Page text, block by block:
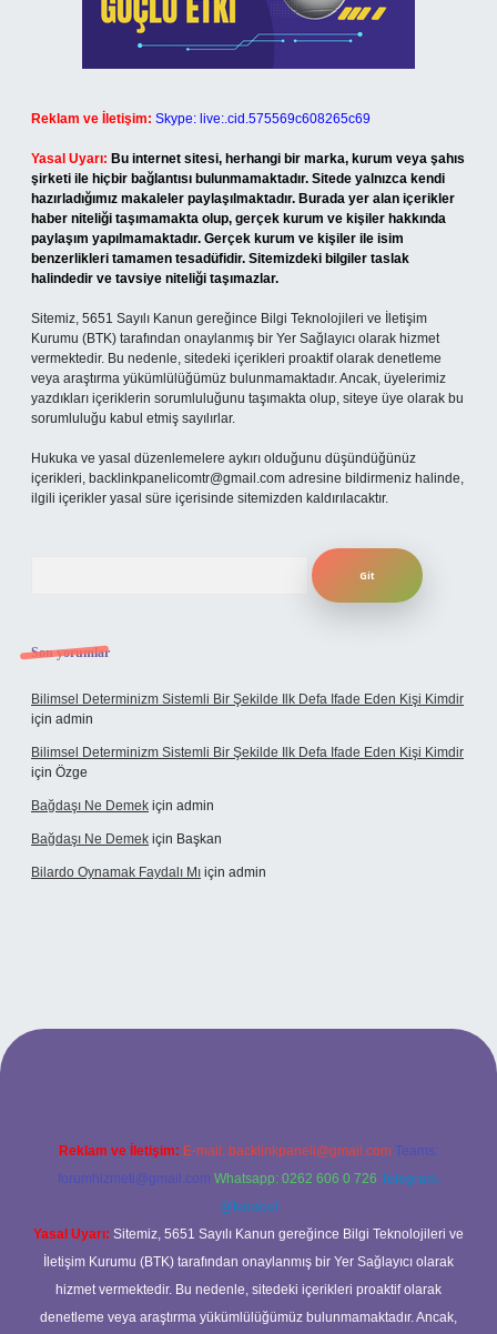
Reklam ve İletişim: Skype: live:.cid.575569c608265c69
Yasal Uyarı: Bu internet sitesi, herhangi bir marka, kurum veya şahıs
şirketi ile hiçbir bağlantısı bulunmamaktadır. Sitede yalnızca kendi
hazırladığımız makaleler paylaşılmaktadır. Burada yer alan içerikler
haber niteliği taşımamakta olup, gerçek kurum ve kişiler hakkında
paylaşım yapılmamaktadır. Gerçek kurum ve kişiler ile isim
benzerlikleri tamamen tesadüfidir. Sitemizdeki bilgiler taslak
halindedir ve tavsiye niteliği taşımazlar.
Sitemiz, 5651 Sayılı Kanun gereğince Bilgi Teknolojileri ve İletişim
Kurumu (BTK) tarafından onaylanmış bir Yer Sağlayıcı olarak hizmet
vermektedir. Bu nedenle, sitedeki içerikleri proaktif olarak denetleme
veya araştırma yükümlülüğümüz bulunmamaktadır. Ancak, üyelerimiz
yazdıkları içeriklerin sorumluluğunu taşımakta olup, siteye üye olarak bu
sorumluluğu kabul etmiş sayılırlar.
Hukuka ve yasal düzenlemelere aykırı olduğunu düşündüğünüz
içerikleri, backlinkpanelicomtr@gmail.com adresine bildirmeniz halinde,
ilgili içerikler yasal süre içerisinde sitemizden kaldırılacaktır.
Son yorumlar
Bilimsel Determinizm Sistemli Bir Şekilde Ilk Defa Ifade Eden Kişi Kimdir
için admin
Bilimsel Determinizm Sistemli Bir Şekilde Ilk Defa Ifade Eden Kişi Kimdir
için Özge
Bağdaşı Ne Demek için admin
Bağdaşı Ne Demek için Başkan
Bilardo Oynamak Faydalı Mı için admin
Reklam ve İletişim: E-mail: backlinkpaneli@gmail.com Teams:
forumhizmeti@gmail.com Whatsapp: 0262 606 0 726 Telegram:
@karabul
Yasal Uyarı: Sitemiz, 5651 Sayılı Kanun gereğince Bilgi Teknolojileri ve
İletişim Kurumu (BTK) tarafından onaylanmış bir Yer Sağlayıcı olarak
hizmet vermektedir. Bu nedenle, sitedeki içerikleri proaktif olarak
denetleme veya araştırma yükümlülüğümüz bulunmamaktadır. Ancak,